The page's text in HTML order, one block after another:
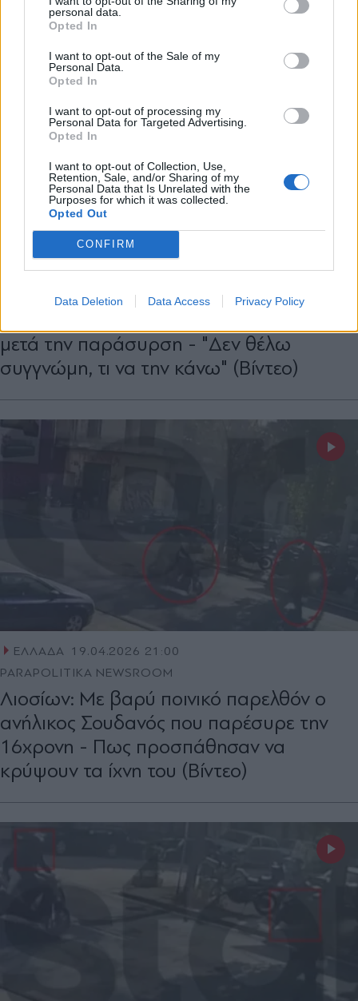
personal data.
Opted In
I want to opt-out of the Sale of my
Personal Data.
Opted In
I want to opt-out of processing my
Personal Data for Targeted Advertising.
Opted In
I want to opt-out of Collection, Use,
Retention, Sale, and/or Sharing of my
Personal Data that Is Unrelated with the
Purposes for which it was collected.
Opted Out
CONFIRM
Data Deletion Data Access Privacy Policy
19.04.2026 22:00
PARAPOLITIKA NEWSROOM
Λιοσίων: Ξεσπά ο πατέρας της 16χρονης
μετά την παράσυρση - "Δεν θέλω
συγγνώμη, τι να την κάνω" (Βίντεο)
ΕΛΛΑΔΑ 19.04.2026 21:00
PARAPOLITIKA NEWSROOM
Λιοσίων: Με βαρύ ποινικό παρελθόν ο
ανήλικος Σουδανός που παρέσυρε την
16χρονη - Πως προσπάθησαν να
κρύψουν τα ίχνη του (Βίντεο)
Αποδέχομαι τους
και την πολιτική απορρήτου
X